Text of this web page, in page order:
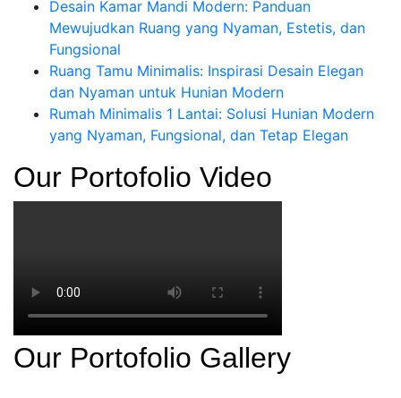
Desain Kamar Mandi Modern: Panduan
Mewujudkan Ruang yang Nyaman, Estetis, dan
Fungsional
Ruang Tamu Minimalis: Inspirasi Desain Elegan
dan Nyaman untuk Hunian Modern
Rumah Minimalis 1 Lantai: Solusi Hunian Modern
yang Nyaman, Fungsional, dan Tetap Elegan
Our Portofolio Video
Our Portofolio Gallery